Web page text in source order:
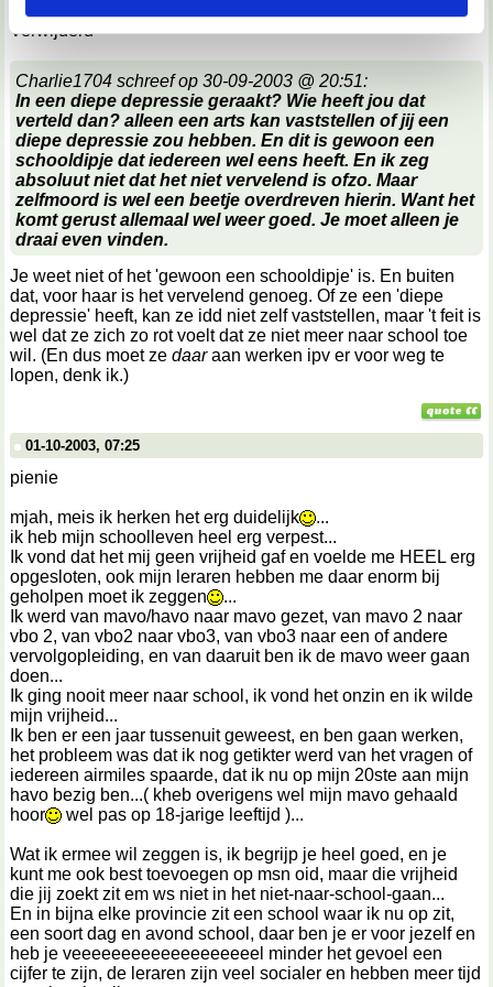
We werken samen met
Verwijderd
Charlie1704 schreef op 30-09-2003 @ 20:51:
In een diepe depressie geraakt? Wie heeft jou dat
verteld dan? alleen een arts kan vaststellen of jij een
diepe depressie zou hebben. En dit is gewoon een
schooldipje dat iedereen wel eens heeft. En ik zeg
absoluut niet dat het niet vervelend is ofzo. Maar
zelfmoord is wel een beetje overdreven hierin. Want het
komt gerust allemaal wel weer goed. Je moet alleen je
draai even vinden.
Je weet niet of het 'gewoon een schooldipje' is. En buiten
dat, voor haar is het vervelend genoeg. Of ze een 'diepe
depressie' heeft, kan ze idd niet zelf vaststellen, maar 't feit is
wel dat ze zich zo rot voelt dat ze niet meer naar school toe
wil. (En dus moet ze daaraan werken ipv er voor weg te
lopen, denk ik.)
01-10-2003, 07:25
pienie
mjah, meis ik herken het erg duidelijk
...
ik heb mijn schoolleven heel erg verpest...
Ik vond dat het mij geen vrijheid gaf en voelde me HEEL erg
opgesloten, ook mijn leraren hebben me daar enorm bij
geholpen moet ik zeggen
...
Ik werd van mavo/havo naar mavo gezet, van mavo 2 naar
vbo 2, van vbo2 naar vbo3, van vbo3 naar een of andere
vervolgopleiding, en van daaruit ben ik de mavo weer gaan
doen...
Ik ging nooit meer naar school, ik vond het onzin en ik wilde
mijn vrijheid...
Ik ben er een jaar tussenuit geweest, en ben gaan werken,
het probleem was dat ik nog getikter werd van het vragen of
iedereen airmiles spaarde, dat ik nu op mijn 20ste aan mijn
havo bezig ben...( kheb overigens wel mijn mavo gehaald
hoor
wel pas op 18-jarige leeftijd )...
Wat ik ermee wil zeggen is, ik begrijp je heel goed, en je
kunt me ook best toevoegen op msn oid, maar die vrijheid
die jij zoekt zit em ws niet in het niet-naar-school-gaan...
En in bijna elke provincie zit een school waar ik nu op zit,
een soort dag en avond school, daar ben je er voor jezelf en
heb je veeeeeeeeeeeeeeeeeeel minder het gevoel een
cijfer te zijn, de leraren zijn veel socialer en hebben meer tijd